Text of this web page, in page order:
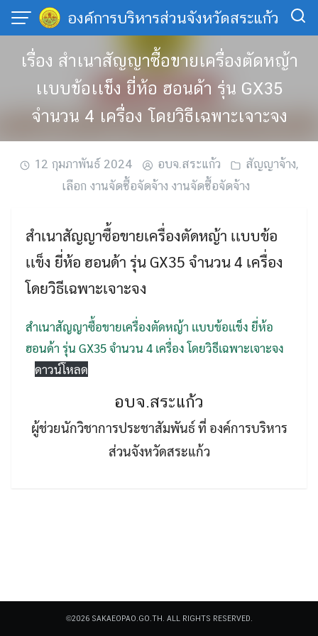
Skip
content
องค์การบริหารส่วนจังหวัดสระแก้ว
Search
Search
เรื่อง สำเนาสัญญาซื้อขายเครื่องตัดหญ้า
เเบบข้อเเข็ง ยี่ห้อ ฮอนด้า รุ่น GX35
จำนวน 4 เครื่อง โดยวิธีเฉพาะเจาะจง
12 กุมภาพันธ์ 2024 อบจ.สระแก้ว สัญญาจ้าง,
เลือก งานจัดซื้อจัดจ้าง งานจัดซื้อจัดจ้าง
สำเนาสัญญาซื้อขายเครื่องตัดหญ้า เเบบข้อ
เเข็ง ยี่ห้อ ฮอนด้า รุ่น GX35 จำนวน 4 เครื่อง
โดยวิธีเฉพาะเจาะจง
สำเนาสัญญาซื้อขายเครื่องตัดหญ้า เเบบข้อเเข็ง ยี่ห้อ
ฮอนด้า รุ่น GX35 จำนวน 4 เครื่อง โดยวิธีเฉพาะเจาะจง
ดาวน์โหลด
อบจ.สระแก้ว
ผู้ช่วยนักวิชาการประชาสัมพันธ์ ที่ องค์การบริหาร
ส่วนจังหวัดสระแก้ว
©2026 SAKAEOPAO.GO.TH. ALL RIGHTS RESERVED.